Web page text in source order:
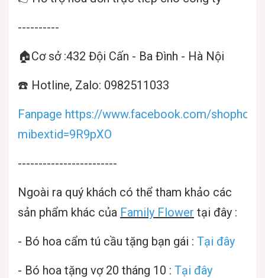
----------
🏠Cơ sở :432 Đội Cấn - Ba Đình - Hà Nội
☎️ Hotline, Zalo: 0982511033
Fanpage https://www.facebook.com/
mibextid=9R9pXO
------------------------
Ngoài ra quý khách có thể tham khảo các
sản phẩm khác của Family Flower tại đây :
- Bó hoa cẩm tú cầu tặng bạn gái : Tại đây
- Bó hoa tặng vợ 20 tháng 10 : Tại đây